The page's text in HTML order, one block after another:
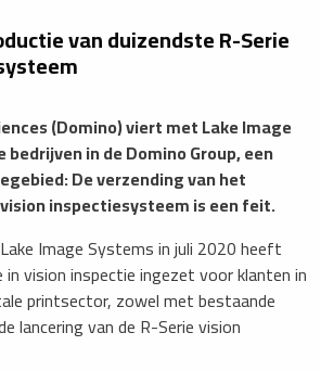
van duizendste R-Serie
(Domino) viert met Lake Image
bedrijven in de Domino Group, een
De verzending van het
inspectiesysteem is een feit.
Image Systems in juli 2020 heeft
vision inspectie ingezet voor klanten in
printsector, zowel met bestaande
lancering van de R-Serie vision